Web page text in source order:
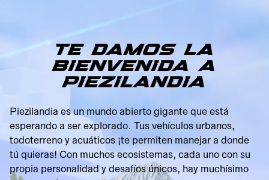
transferencia
de datos a
los
servidores
de Google.
TE DAMOS LA
BIENVENIDA A
PIEZILANDIA
Piezilandia es un mundo abierto gigante que está
esperando a ser explorado. Tus vehículos urbanos,
todoterreno y acuáticos ¡te permiten manejar a donde
tú quieras! Con muchos ecosistemas, cada uno con su
propia personalidad y desafíos únicos, hay muchísimo